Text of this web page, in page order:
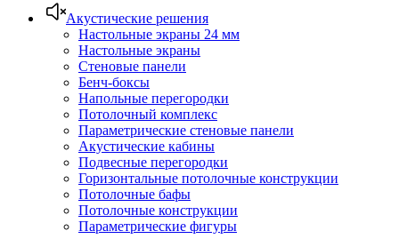
Акустические решения
Настольные экраны 24 мм
Настольные экраны
Стеновые панели
Бенч-боксы
Напольные перегородки
Потолочный комплекс
Параметрические стеновые панели
Акустические кабины
Подвесные перегородки
Горизонтальные потолочные конструкции
Потолочные бафы
Потолочные конструкции
Параметрические фигуры